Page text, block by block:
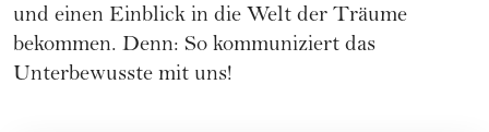
und einen Einblick in die Welt der Träume
bekommen. Denn: So kommuniziert das
Unterbewusste mit uns!